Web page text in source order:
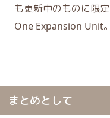
も更新中のものに限
One Expansion Unit。
まとめとして